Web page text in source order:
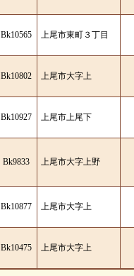
Bk10565 上尾市東町３丁目
Bk10802 上尾市大字上
Bk10927 上尾市上尾下
Bk9833 上尾市大字上野
Bk10877 上尾市大字上
Bk10475 上尾市大字上